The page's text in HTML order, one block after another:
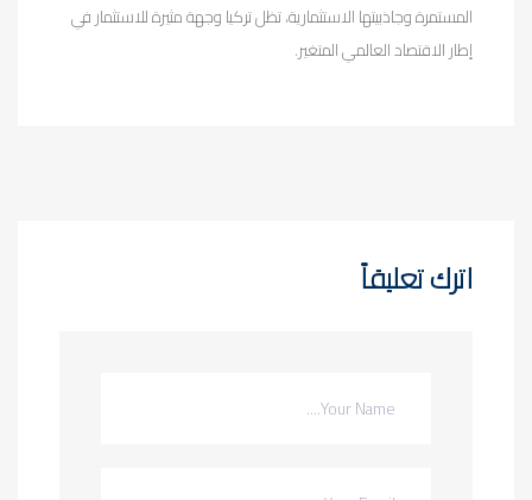
المستمرة وجاذبيتها الاستثمارية، تظل تركيا وجهة مثيرة للاستثمار في
إطار الاقتصاد العالمي المتغير.
اترك تعليقاً